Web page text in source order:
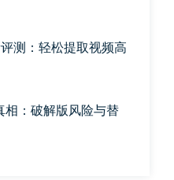
测：轻松提取视频高
：破解版风险与替